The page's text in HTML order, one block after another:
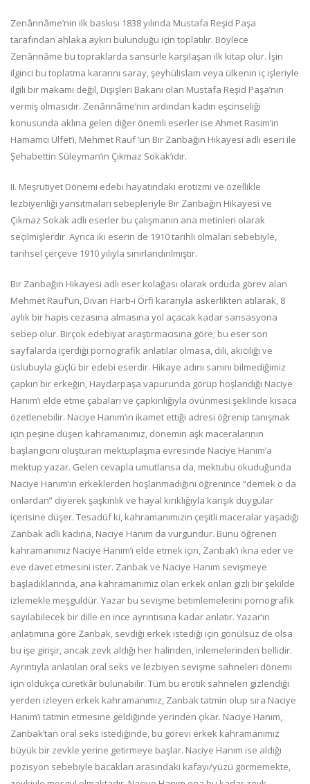
Zenânnâme’nin ilk baskısı 1838 yılında Mustafa Reşid Paşa
tarafından ahlaka aykırı bulunduğu için toplatılır. Böylece
Zenânnâme bu topraklar­da sansürle karşılaşan ilk kitap olur. İşin
ilginci bu toplatma kararını saray, şeyhülislam veya ül­kenin iç işleriyle
ilgili bir makamı değil, Dışişleri Bakanı olan Mustafa Reşid Paşa’nın
vermiş olma­sıdır. Zenânnâme’nin ardından kadın eşcinseliği
konusunda aklına gelen diğer önemli eserler ise Ahmet Rasim’in
Hamamcı Ülfet’i, Mehmet Ra­uf ’un Bir Zanbağın Hikayesi adlı eseri ile
Şeha­bettin Süleyman’ın Çıkmaz Sokak’ıdır.
II. Meşrutiyet Dönemi edebi hayatındaki erotiz­mi ve özellikle
lezbiyenliği yansıtmaları sebep­leriyle Bir Zanbağın Hikayesi ve
Çıkmaz Sokak adlı eserler bu çalışmanın ana metinleri olarak
seçilmişlerdir. Ayrıca iki eserin de 1910 tarihli olmaları sebebiyle,
tarihsel çerçeve 1910 yılıyla sınırlandırılmıştır.
Bir Zanbağın Hikayesi adlı eser kolağası olarak orduda görev alan
Mehmet Rauf’un, Divan Harb-i Örfi kararıyla askerlik­ten atılarak, 8
aylık bir hapis cezasına almasına yol açacak kadar sansasyona
sebep olur. Birçok edebiyat araştırmacısına göre; bu eser son
sayfalarda içerdiği pornografik anlatılar olmasa, dili, akıcılığı ve
üslubuyla güçlü bir edebi eserdir. Hikaye adını sanını bilmediğimiz
çapkın bir erkeğin, Haydarpaşa vapurunda görüp hoşlandığı Naciye
Hanım’ı elde etme çabaları ve çapkın­lığıyla övünmesi şeklinde kısaca
özetlenebilir. Naciye Hanım’ın ikamet ettiği adresi öğrenip tanışmak
için peşine düşen kah­ramanımız, dönemin aşk maceralarının
başlangıcını oluşturan mektuplaşma evresinde Naciye Hanım’a
mektup yazar. Gelen cevapla umutlansa da, mektubu okuduğunda
Naciye Hanım’ın erkeklerden hoşlanmadığını öğrenince “demek o da
onlardan” diyerek şaşkınlık ve hayal kırıklığıyla karışık duygular
içerisine düşer. Tesadüf ki, kahramanımızın çeşitli maceralar yaşadığı
Zanbak adlı kadına, Naciye Hanım da vurgundur. Bunu öğre­nen
kahramanımız Naciye Hanım’ı elde etmek için, Zanbak’ı ikna eder ve
eve davet etmesini ister. Zanbak ve Naciye Hanım sevişmeye
başladıklarında, ana kahramanımız olan erkek onları gizli bir şekilde
izlemekle meşguldür. Yazar bu sevişme betim­lemelerini pornografik
sayılabilecek bir dille en ince ayrıntısına kadar anlatır. Yazar’ın
anlatımına göre Zanbak, sevdiği erkek istediği için gönülsüz de olsa
bu işe girişir, ancak zevk aldığı her halinden, inlemelerinden bellidir.
Ayrıntıyla anlatılan oral seks ve lezbiyen sevişme sahneleri dönemi
için oldukça cüretkâr bulunabilir. Tüm bu erotik sahneleri gizlendiği
yerden izleyen erkek kahramanımız, Zanbak tatmin olup sıra Naciye
Hanım’ı tatmin etmesine geldiğinde yerinden çıkar. Naciye Hanım,
Zanbak’tan oral seks istediğinde, bu görevi erkek kahramanımız
büyük bir zevkle yerine getirmeye başlar. Naciye Hanım ise al­dığı
pozisyon sebebiyle bacakları arasındaki kafayı/yüzü görme­mekte,